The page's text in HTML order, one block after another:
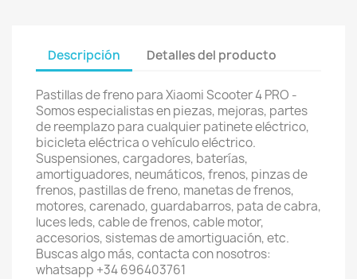
Descripción Detalles del producto
Pastillas de freno para Xiaomi Scooter 4 PRO -
Somos especialistas en piezas, mejoras, partes
de reemplazo para cualquier patinete eléctrico,
bicicleta eléctrica o vehículo eléctrico.
Suspensiones, cargadores, baterías,
amortiguadores, neumáticos, frenos, pinzas de
frenos, pastillas de freno, manetas de frenos,
motores, carenado, guardabarros, pata de cabra,
luces leds, cable de frenos, cable motor,
accesorios, sistemas de amortiguación, etc.
Buscas algo más, contacta con nosotros:
whatsapp +34 696403761